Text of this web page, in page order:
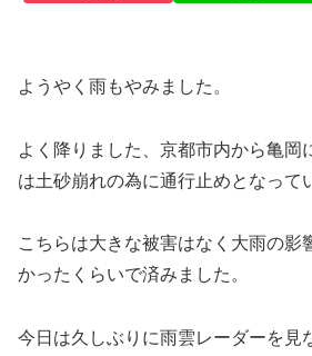
ようやく雨もやみました。
よく降りました、京都市内から亀岡
は土砂崩れの為に通行止めとなって
こちらは大きな被害はなく大雨の影
かったくらいで済みました。
今日は久しぶりに雨雲レーダーを見